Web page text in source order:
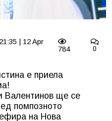
21:35 | 12 Apr
784 0
е приела
Валентинов ще се
помпозното
на Нова